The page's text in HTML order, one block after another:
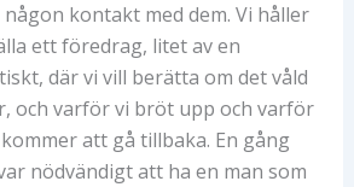
kontakt med dem. Vi håller
ett föredrag, litet av en
där vi vill berätta om det våld
och varför vi bröt upp och varför
att gå tillbaka. En gång
nödvändigt att ha en man som